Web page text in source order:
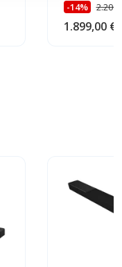
-14%
1.899,00 €